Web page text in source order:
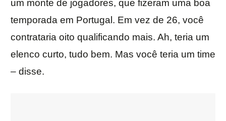
um monte de jogadores, que fizeram uma boa
temporada em Portugal. Em vez de 26, você
contrataria oito qualificando mais. Ah, teria um
elenco curto, tudo bem. Mas você teria um time
– disse.